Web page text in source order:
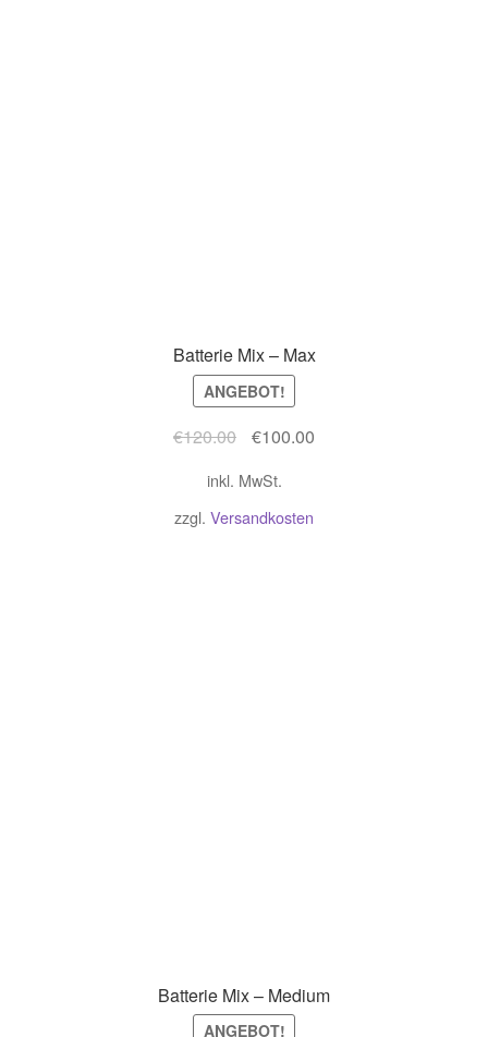
Batterie Mix – Max
ANGEBOT!
€120.00
Ursprünglicher
war:
€120.00
€100.00Aktueller
inkl. MwSt.
zzgl. Versandkosten
Batterie Mix – Medium
ANGEBOT!